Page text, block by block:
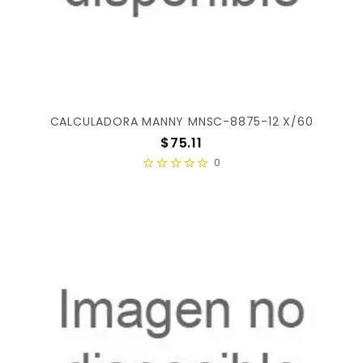
CALCULADORA MANNY MNSC-8875-12 X/60
Precio
$75.11
0